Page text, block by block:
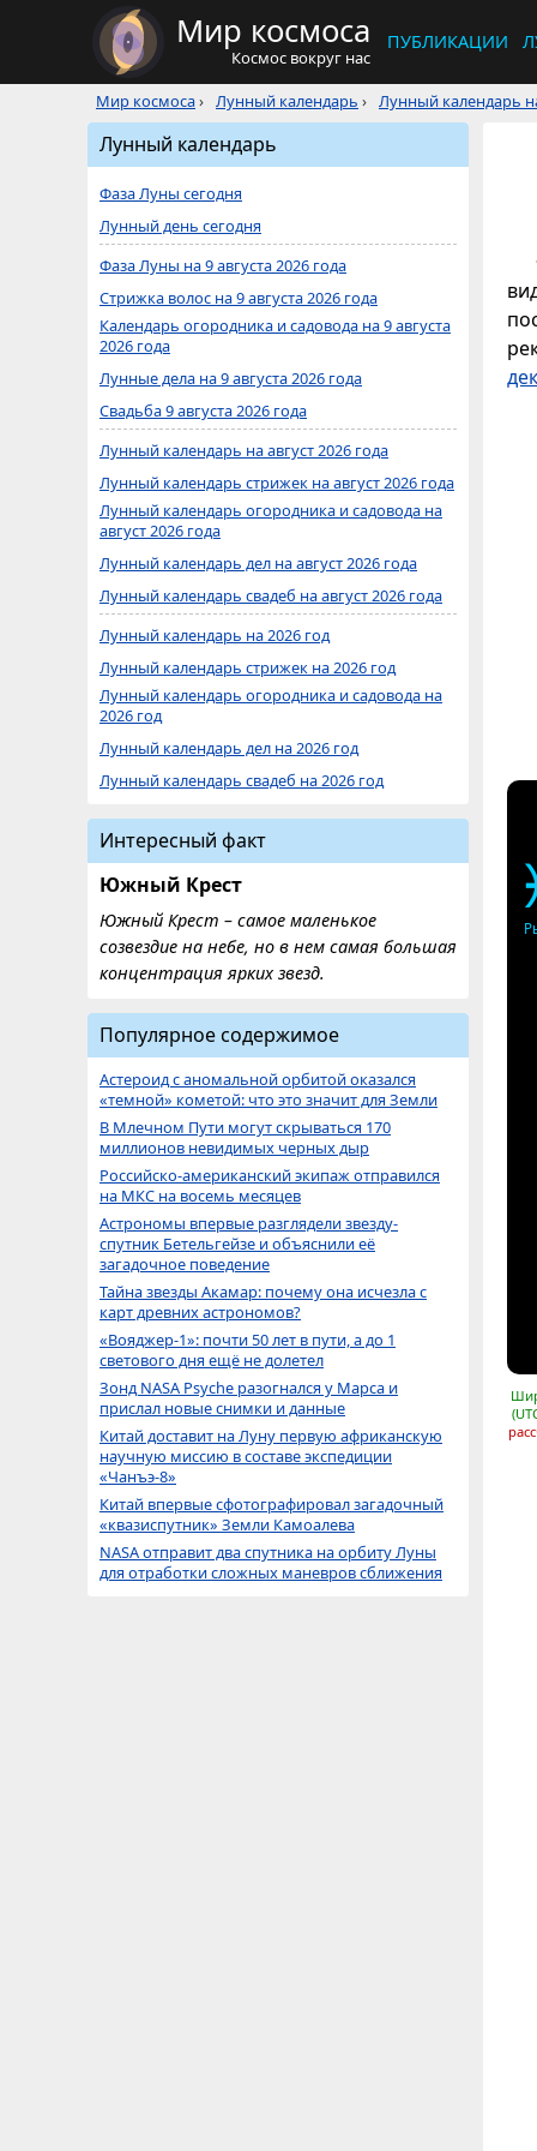
Мир космоса
Космос вокруг нас
ПУБЛИКАЦИИ
Мир космоса› Лунный календарь › Лунный календарь
Лунный календарь
Фаза Луны сегодня
Лунный день сегодня
Фаза Луны на 9 августа 2026 года
Стрижка волос на 9 августа 2026 года
Календарь огородника и садовода на 9 августа
2026 года
Лунные дела на 9 августа 2026 года
Свадьба 9 августа 2026 года
Лунный календарь на август 2026 года
Лунный календарь стрижек на август 2026 года
Лунный календарь огородника и садовода на
август 2026 года
Лунный календарь дел на август 2026 года
Лунный календарь свадеб на август 2026 года
Лунный календарь на 2026 год
Лунный календарь стрижек на 2026 год
Лунный календарь огородника и садовода на
2026 год
Лунный календарь дел на 2026 год
Лунный календарь свадеб на 2026 год
Интересный факт
Южный Крест
Южный Крест – самое маленькое
созвездие на небе, но в нем самая большая
концентрация ярких звезд.
Популярное содержимое
Астероид с аномальной орбитой оказался
«темной» кометой: что это значит для Земли
В Млечном Пути могут скрываться 170
миллионов невидимых черных дыр
Российско-американский экипаж отправился
на МКС на восемь месяцев
Астрономы впервые разглядели звезду-
спутник Бетельгейзе и объяснили её
загадочное поведение
Тайна звезды Акамар: почему она исчезла с
карт древних астрономов?
«Вояджер-1»: почти 50 лет в пути, а до 1
светового дня ещё не долетел
Зонд NASA Psyche разогнался у Марса и
прислал новые снимки и данные
Китай доставит на Луну первую африканскую
научную миссию в составе экспедиции
«Чанъэ-8»
Китай впервые сфотографировал загадочный
«квазиспутник» Земли Камоалева
NASA отправит два спутника на орбиту Луны
для отработки сложных маневров сближения